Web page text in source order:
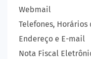
Webmail
Telefones,
Endereço e E-mail
Nota Fiscal